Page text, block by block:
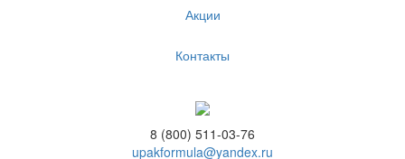
Акции
Контакты
8 (800) 511-03-76
upakformula@yandex.ru